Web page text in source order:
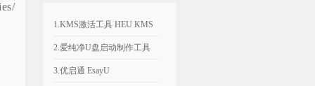
1.KMS激活工具 HEU KMS
Activator v64.0.0
2.爱纯净U盘启动制作工具
v2025.1003
3.优启通 EsayU